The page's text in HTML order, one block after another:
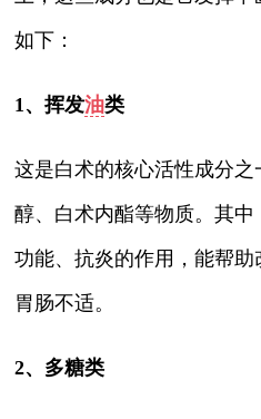
如下：
1、挥发油类
这是白术的核心活性成分之
醇、白术内酯等物质。其
功能、抗炎的作用，能帮
胃肠不适。
2、多糖类